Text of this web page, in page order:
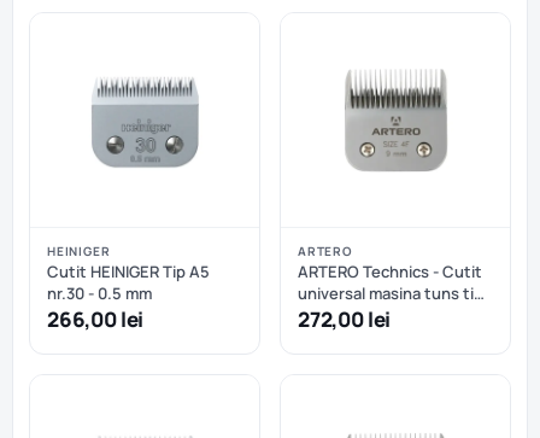
HEINIGER
Cutit HEINIGER Tip A5
nr.30 - 0.5 mm
266,00 lei
ARTERO
ARTERO Technics - Cutit
universal masina tuns tip
A5 nr.4F - 9.0mm
272,00 lei